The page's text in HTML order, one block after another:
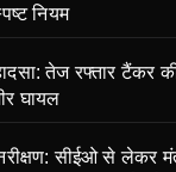
नियम
तेज रफ्तार टैंकर
घायल
सीईओ से लेकर